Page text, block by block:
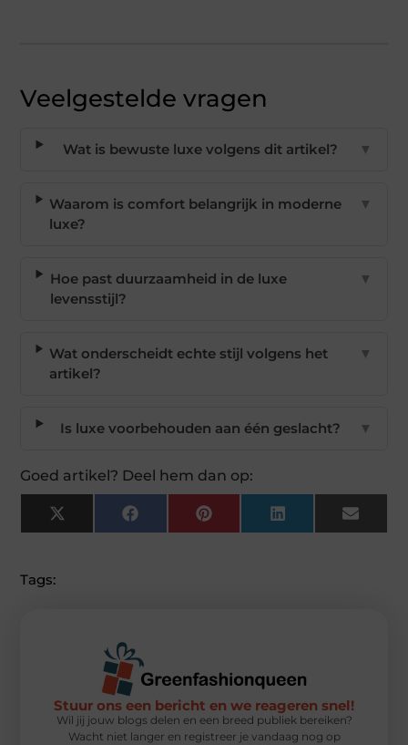
Veelgestelde vragen
Wat is bewuste luxe volgens dit artikel? ▼
Waarom is comfort belangrijk in moderne
luxe?
▼
Hoe past duurzaamheid in de luxe
levensstijl?
▼
Wat onderscheidt echte stijl volgens het
artikel?
▼
Is luxe voorbehouden aan één geslacht? ▼
Goed artikel? Deel hem dan op:
X
(Twitter)
FacebookPinterest LinkedIn Email
Tags:
Stuur ons een bericht en we reageren snel!
Wil jij jouw blogs delen en een breed publiek bereiken?
Wacht niet langer en registreer je vandaag nog op